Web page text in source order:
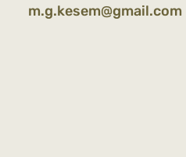
m.g.kesem@gmail.com